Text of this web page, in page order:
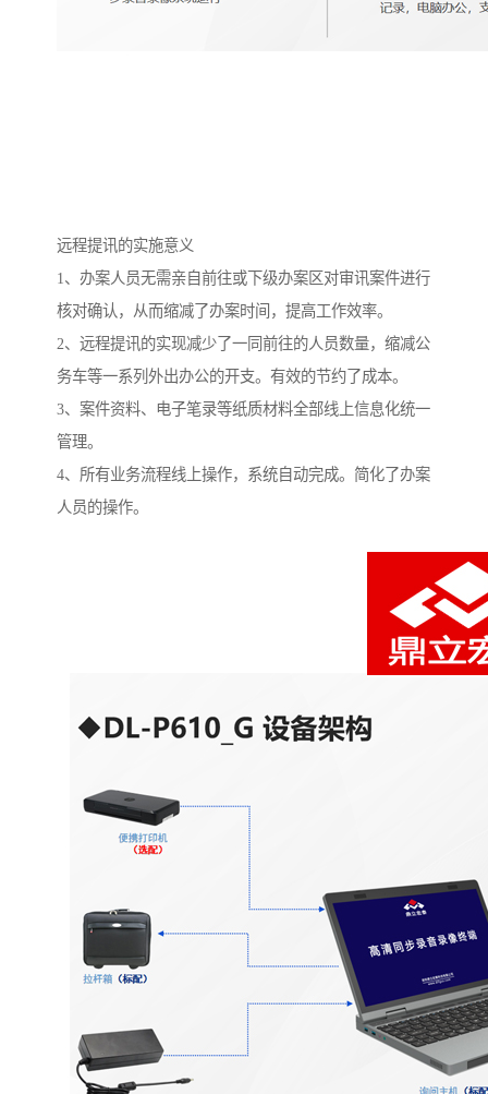
远程提讯的实施意义
1、办案人员无需亲自前往或下级办案区对审讯案件进行
核对确认，从而缩减了办案时间，提高工作效率。
2、远程提讯的实现减少了一同前往的人员数量，缩减公
务车等一系列外出办公的开支。有效的节约了成本。
3、案件资料、电子笔录等纸质材料全部线上信息化统一
管理。
4、所有业务流程线上操作，系统自动完成。简化了办案
人员的操作。